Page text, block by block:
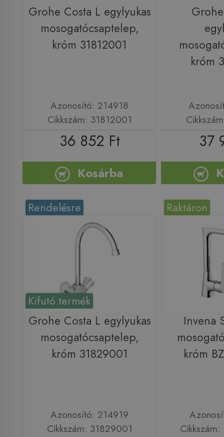
Grohe Costa L egylyukas
mosogatócsaptelep,
króm 31812001
Azonosító: 214918
Cikkszám: 31812001
36 852 Ft
Kosárba
króm
37
Kifutó termék
Rendelésre
Grohe Costa L egylyukas
mosogatócsaptelep,
króm 31829001
Azonosító: 214919
Cikkszám: 31829001
Raktáron
Invena
króm